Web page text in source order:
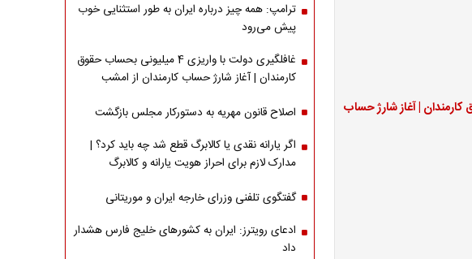
بحساب حقوق کارمندان | آغاز شارژ حساب
ترامپ: همه چیز درباره ایران به طور استثنایی خوب
پیش می‌رود
غافلگیری دولت با واریزی 4 میلیونی بحساب حقوق
کارمندان | آغاز شارژ حساب کارمندان از امشب
اصلاح قانون مهریه به دستورکار مجلس بازگشت
اگر یارانه نقدی یا کالابرگ قطع شد چه باید کرد؟ |
مدارک لازم برای احراز هویت یارانه و کالابرگ
گفتگوی تلفنی وزرای خارجه ایران و موریتانی
ادعای رویترز: ایران به کشورهای خلیج فارس هشدار
داد